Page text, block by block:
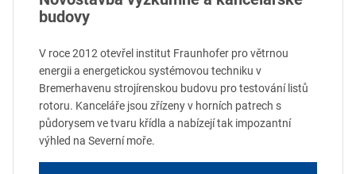
budovy
V roce 2012 otevřel institut Fraunhofer pro větrnou
energii a energetickou systémovou techniku v
Bremerhavenu strojírenskou budovu pro testování listů
rotoru. Kanceláře jsou zřízeny v horních patrech s
půdorysem ve tvaru křídla a nabízejí tak impozantní
výhled na Severní moře.